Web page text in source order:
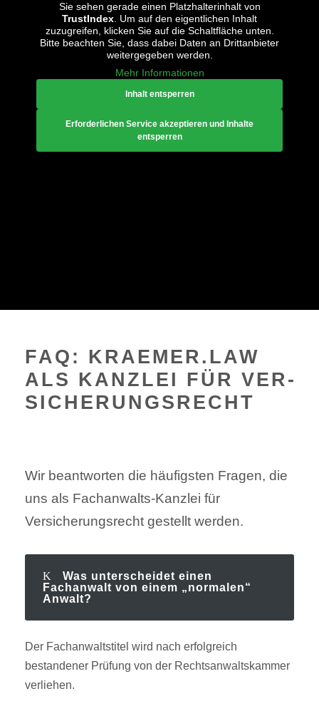
Sie sehen gerade einen Platzhalterinhalt von
TrustIndex. Um auf den eigentlichen Inhalt
zuzugreifen, klicken Sie auf die Schaltfläche unten.
Bitte beachten Sie, dass dabei Daten an Drittanbieter
weitergegeben werden.
Mehr Informationen
Inhalt entsperren
Erforderlichen Service akzeptieren und Inhalte
entsperren
FAQ: KRAEMER.LAW
ALS KANZLEI FÜR VER­
SICHERUNGS­RECHT
Wir beantworten die häufigsten Fragen, die
uns als Fachanwalts-Kanzlei für
Versicherungsrecht gestellt werden.
Was unterscheidet einen
Fachanwalt von einem „normalen“
Anwalt?
Der Fachanwaltstitel wird nach erfolgreich
bestandener Prüfung von der Rechtsanwaltskammer
verliehen.